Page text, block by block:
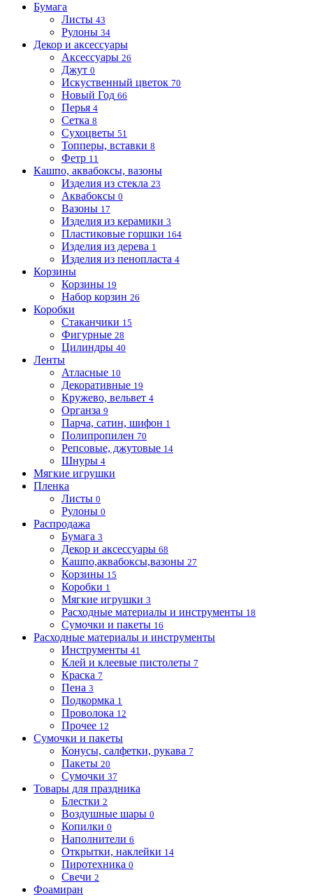
Бумага
Листы 43
Рулоны 34
Декор и аксессуары
Аксессуары 26
Джут 0
Искуственный цветок 70
Новый Год 66
Перья 4
Сетка 8
Сухоцветы 51
Топперы, вставки 8
Фетр 11
Кашпо, аквабоксы, вазоны
Изделия из стекла 23
Аквабоксы 0
Вазоны 17
Изделия из керамики 3
Пластиковые горшки 164
Изделия из дерева 1
Изделия из пенопласта 4
Корзины
Корзины 19
Набор корзин 26
Коробки
Стаканчики 15
Фигурные 28
Цилиндры 40
Ленты
Атласные 10
Декоративные 19
Кружево, вельвет 4
Органза 9
Парча, сатин, шифон 1
Полипропилен 70
Репсовые, джутовые 14
Шнуры 4
Мягкие игрушки
Пленка
Листы 0
Рулоны 0
Распродажа
Бумага 3
Декор и аксессуары 68
Кашпо,аквабоксы,вазоны 27
Корзины 15
Коробки 1
Мягкие игрушки 3
Расходные материалы и инструменты 18
Сумочки и пакеты 16
Расходные материалы и инструменты
Инструменты 41
Клей и клеевые пистолеты 7
Краска 7
Пена 3
Подкормка 1
Проволока 12
Прочее 12
Сумочки и пакеты
Конусы, салфетки, рукава 7
Пакеты 20
Сумочки 37
Товары для праздника
Блестки 2
Воздушные шары 0
Копилки 0
Наполнители 6
Открытки, наклейки 14
Пиротехника 0
Свечи 2
Фоамиран